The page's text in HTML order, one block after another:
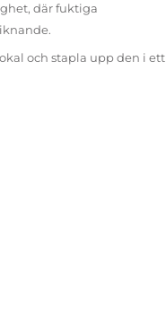
där fuktiga
och stapla upp den i ett